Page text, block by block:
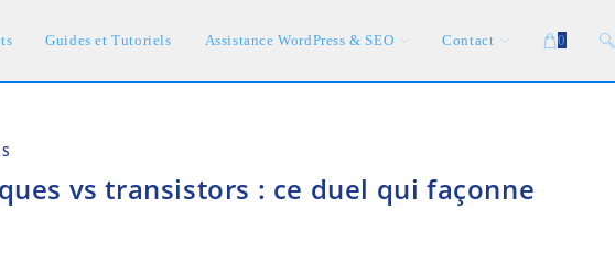
Guides et Tutoriels Assistance WordPress & SEO Contact 0
vs transistors : ce duel qui façonne